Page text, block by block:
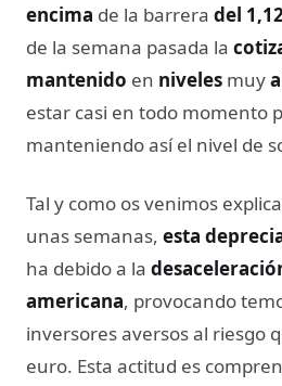
encima de la barrera del
de la semana pasada la
mantenido en niveles muy
estar casi en todo momento
manteniendo así el nivel de
Tal y como os venimos
unas semanas, esta
ha debido a la
americana, provocando
inversores aversos al riesgo
euro. Esta actitud es